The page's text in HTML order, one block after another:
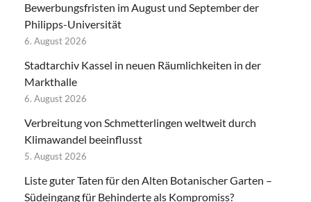
Bewerbungsfristen im August und September der
Philipps-Universität
6. August 2026
Stadtarchiv Kassel in neuen Räumlichkeiten in der
Markthalle
6. August 2026
Verbreitung von Schmetterlingen weltweit durch
Klimawandel beeinflusst
5. August 2026
Liste guter Taten für den Alten Botanischer Garten –
Südeingang für Behinderte als Kompromiss?